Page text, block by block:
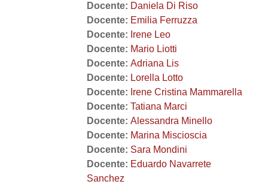
Docente: Daniela Di Riso
Docente: Emilia Ferruzza
Docente: Irene Leo
Docente: Mario Liotti
Docente: Adriana Lis
Docente: Lorella Lotto
Docente: Irene Cristina Mammarella
Docente: Tatiana Marci
Docente: Alessandra Minello
Docente: Marina Miscioscia
Docente: Sara Mondini
Docente: Eduardo Navarrete
Sanchez